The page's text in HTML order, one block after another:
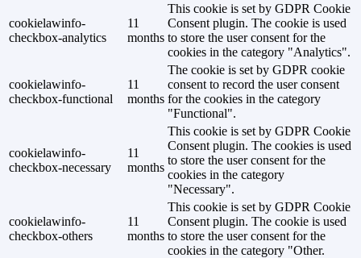
cookielawinfo-
checkbox-analytics
11
months
This cookie is set by GDPR Cookie
Consent plugin. The cookie is used
to store the user consent for the
cookies in the category "Analytics".
cookielawinfo-
checkbox-functional
11
months
The cookie is set by GDPR cookie
consent to record the user consent
for the cookies in the category
"Functional".
cookielawinfo-
checkbox-necessary
11
months
This cookie is set by GDPR Cookie
Consent plugin. The cookies is used
to store the user consent for the
cookies in the category
"Necessary".
cookielawinfo-
checkbox-others
11
months
This cookie is set by GDPR Cookie
Consent plugin. The cookie is used
to store the user consent for the
cookies in the category "Other.